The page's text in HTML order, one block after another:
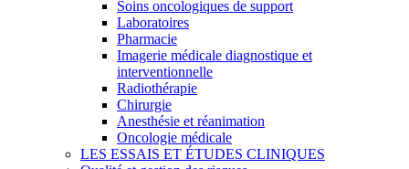
Soins oncologiques de support
Laboratoires
Pharmacie
Imagerie médicale diagnostique et
interventionnelle
Radiothérapie
Chirurgie
Anesthésie et réanimation
Oncologie médicale
LES ESSAIS ET ÉTUDES CLINIQUES